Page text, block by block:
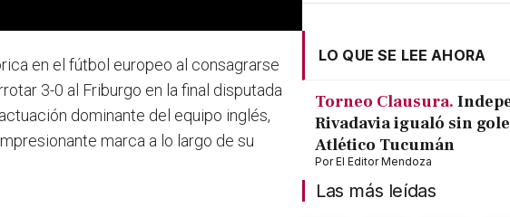
en el fútbol europeo al consagrarse
3-0 al Friburgo en la final disputada
dominante del equipo inglés,
marca a lo largo de su
LO QUE SE LEE AHORA
Torneo Clausura.
Rivadavia igualó sin
Atlético Tucumán
PorEl Editor Mendoza
Las más leídas